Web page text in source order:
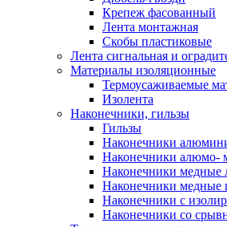
Крепеж фасованный
Лента монтажная
Скобы пластиковые
Лента сигнальная и
Материалы изоляционные
Термоусаживаемые
Изолента
Наконечники, гильзы
Гильзы
Наконечники
Наконечники алюмо-
Наконечники медные
Наконечники медные
Наконечники с
Наконечники со